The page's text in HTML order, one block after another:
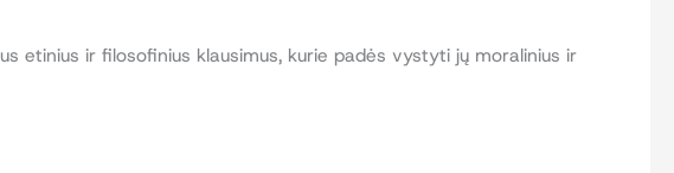
etinius ir filosofinius klausimus, kurie padės vystyti jų moralinius ir